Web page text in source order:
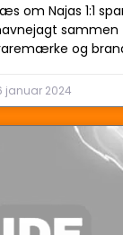
om Najas 1:1
sammen
og
januar 2024